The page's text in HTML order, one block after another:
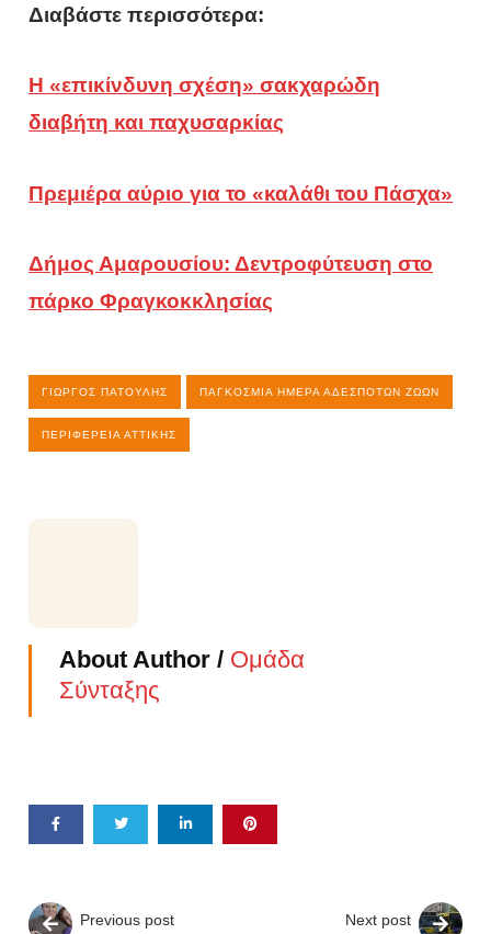
Διαβάστε περισσότερα:
Η «επικίνδυνη σχέση» σακχαρώδη
διαβήτη και παχυσαρκίας
Πρεμιέρα αύριο για το «καλάθι του Πάσχα»
Δήμος Αμαρουσίου: Δεντροφύτευση στο
πάρκο Φραγκοκκλησίας
ΓΙΏΡΓΟΣ ΠΑΤΟΎΛΗΣ ΠΑΓΚΌΣΜΙΑ ΗΜΈΡΑ ΑΔΈΣΠΟΤΩΝ ΖΏΩΝ
ΠΕΡΙΦΈΡΕΙΑ ΑΤΤΙΚΉΣ
About Author / Ομάδα
Σύνταξης
Previous post Next post